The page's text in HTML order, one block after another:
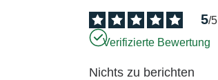
5/5
Verifizierte Bewertung
Nichts zu berichten